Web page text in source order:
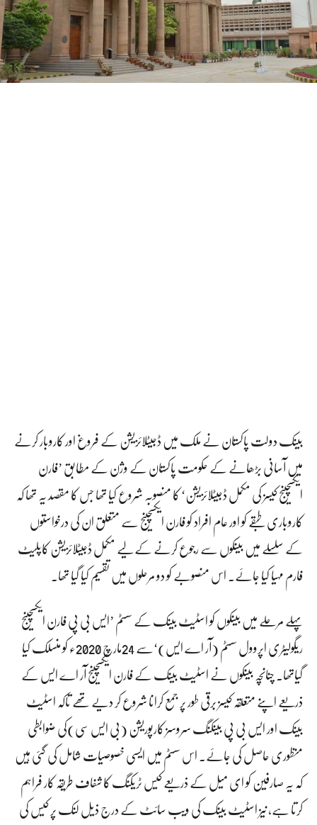
بینک دولت پاکستان نے ملک میں ڈجیٹلائزیشن کے فروغ اور کاروبار کرنے
میں آسانی بڑھانے کے حکومت پاکستان کے وژن کے مطابق ’فارن
ایکسچینج کیسز کی مکمل ڈجیٹلائزیشن‘ کا منصوبہ شروع کیا تھا جس کا مقصد یہ تھا کہ
کاروباری طبقے کو اور عام افراد کو فارن ایکسچینج سے متعلق ان کی درخواستوں
کے سلسلے میں بینکوں سے رجوع کرنے کے لیے مکمل ڈجیٹلائزیشن کاپلیٹ
فارم مہیا کیا جائے۔ اس منصوبے کو دو مرحلوں میں تقسیم کیا گیا تھا۔
پہلے مرحلے میں بینکوں کو اسٹیٹ بینک کے سسٹم ’ایس بی پی فارن ایکسچینج
ریگولیٹری اپروول سسٹم (آر اے ایس)‘سے 24مارچ 2020ء کو منسلک کیا
گیاتھا۔ چنانچہ بینکوں نے اسٹیٹ بینک کے فارن ایکسچینج آر اے ایس کے
ذریعے اپنے متعلقہ کیسز برقی طور پر جمع کرانا شروع کر دیے تھے تاکہ اسٹیٹ
بینک اور ایس بی پی بینکنگ سروسز کارپوریشن (بی ایس سی)کی ضوابطی
منظوری حاصل کی جائے۔ اس سسٹم میں ایسی خصوصیات شامل کی گئی ہیں
کہ یہ صارفین کو ای میل کے ذریعے کیس ٹریکنگ کا شفاف طریقہ کار فراہم
کرتا ہے، نیز اسٹیٹ بینک کی ویب سائٹ کے درج ذیل لنک پر کیس کی